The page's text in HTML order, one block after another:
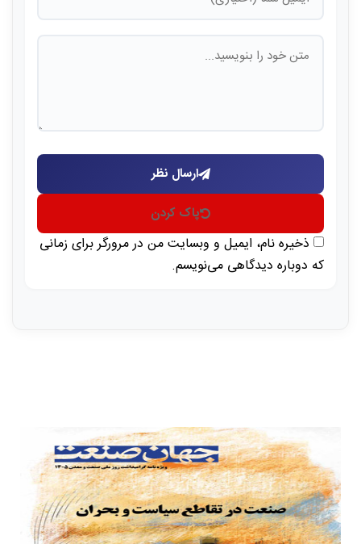
ارسال نظر
پاک کردن
ذخیره نام، ایمیل و وبسایت من در مرورگر برای زمانی
که دوباره دیدگاهی می‌نویسم.